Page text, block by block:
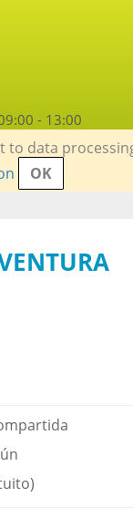
- 13:00
to data
OK